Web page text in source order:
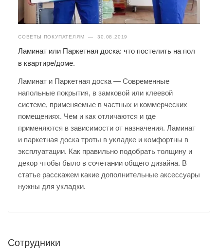
СОВЕТЫ ПОКУПАТЕЛЯМ — 30.08.2019
Ламинат или Паркетная доска: что постелить на пол
в квартире/доме.
Ламинат и Паркетная доска — Современные
напольные покрытия, в замковой или клеевой
системе, применяемые в частных и коммерческих
помещениях. Чем и как отличаются и где
применяются в зависимости от назначения. Ламинат
и паркетная доска троты в укладке и комфортны в
эксплуатации. Как правильно подобрать толщину и
декор чтобы было в сочетании общего дизайна. В
статье расскажем какие дополнительные аксессуары
нужны для укладки.
Сотрудники